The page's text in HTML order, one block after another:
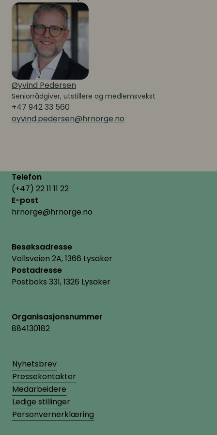
Øyvind Pedersen
Seniorrådgiver, utstillere og medlemsvekst
+47 942 33 560
oyvind.pedersen@hrnorge.no
Telefon
(+47) 22 11 11 22
E-post
hrnorge@hrnorge.no
Besøksadresse
Vollsveien 2A, 1366 Lysaker
Postadresse
Postboks 331, 1326 Lysaker
Organisasjonsnummer
884130182
Nyhetsbrev
Pressekontakter
Medarbeidere
Ledige stillinger
Personvernerklæring